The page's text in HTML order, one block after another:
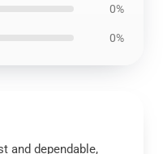
0%
0%
and dependable,